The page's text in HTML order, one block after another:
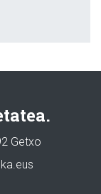
Getxo